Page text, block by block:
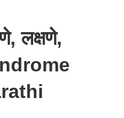
लक्षणे,